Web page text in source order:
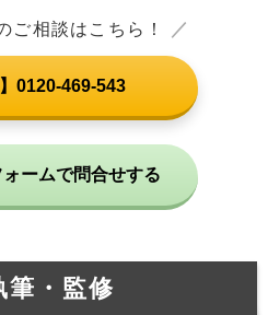
ご相談はこちら！ ／
0120-469-543
ォームで問合せする
筆・監修